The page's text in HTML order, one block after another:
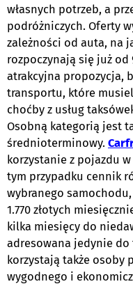
własnych potrzeb, a
podróżniczych. Oferty
zależności od auta, na
rozpoczynają się już od
atrakcyjna propozycja,
transportu, które
choćby z usług
Osobną kategorią jest
średnioterminowy.
korzystanie z pojazdu
tym przypadku cennik
wybranego
1.770 złotych
kilka miesięcy do
adresowana jedynie do
korzystają także osoby
wygodnego i